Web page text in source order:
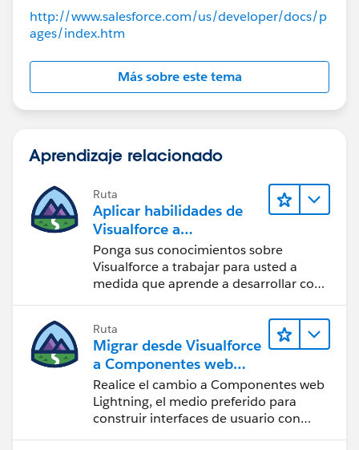
Rajendra
http://www.salesforce.com/us/developer/docs/p
ages/index.htm
Más sobre este tema
Aprendizaje relacionado
Ruta
Aplicar habilidades de
Visualforce a
componentes Lightning
Ponga sus conocimientos sobre
Visualforce a trabajar para usted a
medida que aprende a desarrollar con
Ruta
Migrar desde Visualforce
a Componentes web
Lightning
Realice el cambio a Componentes web
Lightning, el medio preferido para
construir interfaces de usuario con